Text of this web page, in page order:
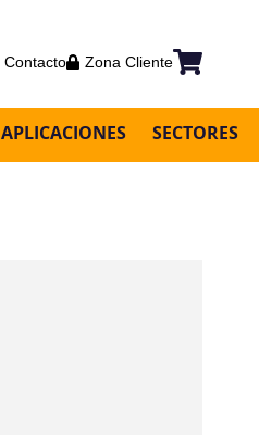
Contacto Zona Cliente
Mi cesta
SECTORES
APLICACIONES